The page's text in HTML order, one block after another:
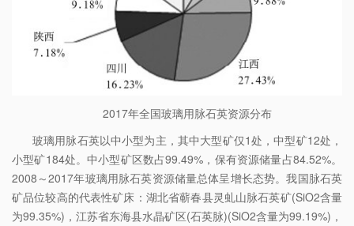
2017年全国玻璃用脉石英资源分布
玻璃用脉石英以中小型为主，其中大型矿仅1处，中型矿12处，
小型矿184处。中小型矿区数占99.49%，保有资源储量占84.52%。
2008～2017年玻璃用脉石英资源储量总体呈增长态势。我国脉石英
矿品位较高的代表性矿床：湖北省蕲春县灵虬山脉石英矿(SiO2含量
为99.35%)，江苏省东海县水晶矿区(石英脉)(SiO2含量为99.19%)，